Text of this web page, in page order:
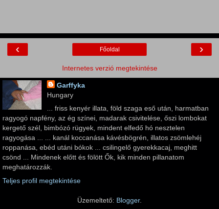
‹ ›
Főoldal
Internetes verzió megtekintése
Garffyka
Hungary
... friss kenyér illata, föld szaga eső után, harmatban
ragyogó napfény, az ég színei, madarak csivitelése, őszi lombokat
kergető szél, bimbózó rügyek, mindent elfedő hó nesztelen
ragyogása ... ... kanál koccanása kávésbögrén, illatos zsömlehéj
roppanása, ebéd utáni bókok ... csilingelő gyerekkacaj, meghitt
csönd ... Mindenek előtt és fölött Ők, kik minden pillanatom
meghatározzák.
Teljes profil megtekintése
Üzemeltető: Blogger.